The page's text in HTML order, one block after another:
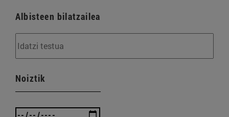
Albisteen bilatzailea
Noiztik